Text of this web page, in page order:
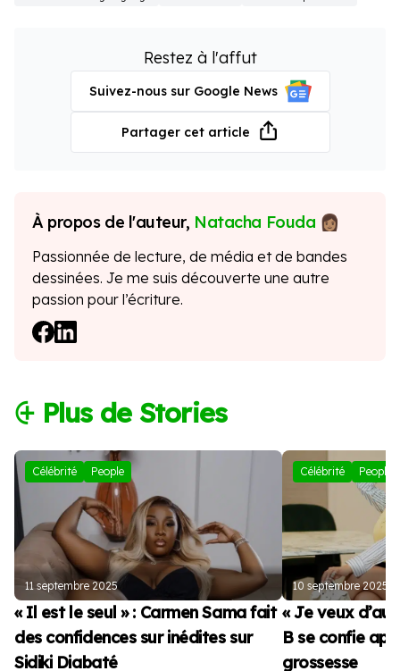
Restez à l'affut
Suivez-nous sur Google News
Partager cet article
À propos de l'auteur, Natacha Fouda
Passionnée de lecture, de média et de bandes
dessinées. Je me suis découverte une autre
passion pour l’écriture.
⨭ Plus de Stories
Célébrité People
11 septembre 2025
« Il est le seul » : Carmen Sama fait
des confidences sur inédites sur
Sidiki Diabaté
Célébrité People
10 septembre 2025
« Je veux
B se confie
grossesse